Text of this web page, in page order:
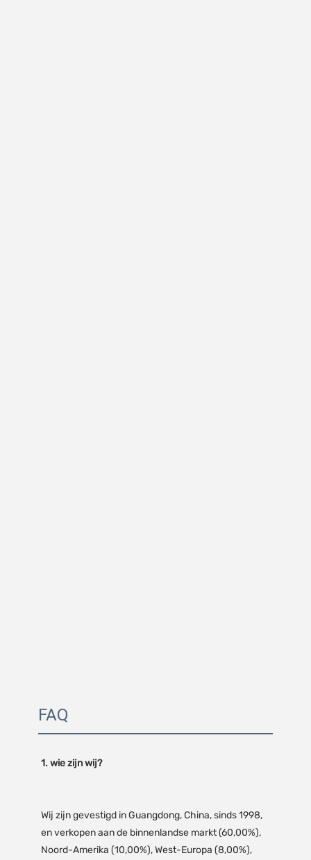
FAQ
1. wie zijn wij?
Wij zijn gevestigd in Guangdong, China, sinds 1998,
en verkopen aan de binnenlandse markt (60,00%),
Noord-Amerika (10,00%), West-Europa (8,00%),